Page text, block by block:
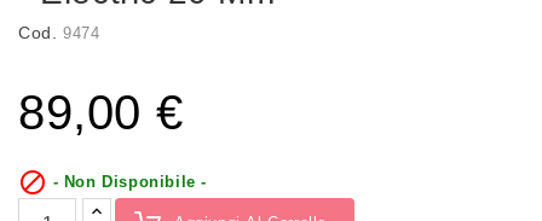
Cod. 9474
89,00 €
 - Non Disponibile -